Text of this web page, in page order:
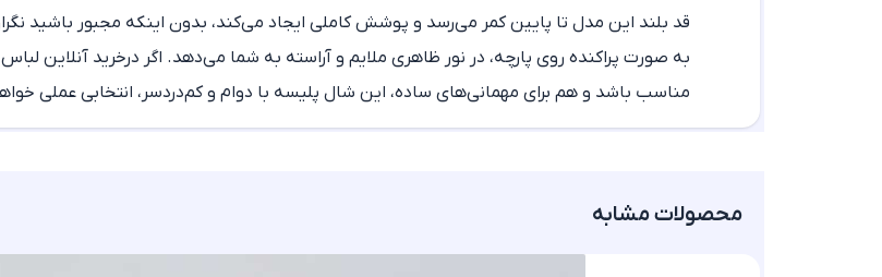
قد بلند این مدل تا پایین کمر می‌رسد و پوشش کاملی ایجاد می‌کند، بدون اینکه مجبور باشید
به صورت پراکنده روی پارچه، در نور ظاهری ملایم و آراسته به شما می‌دهد. اگر درخرید آنلاین لباس
مناسب باشد و هم برای مهمانی‌های ساده، این شال پلیسه با دوام و کم‌دردسر، انتخابی عملی
محصولات مشابه